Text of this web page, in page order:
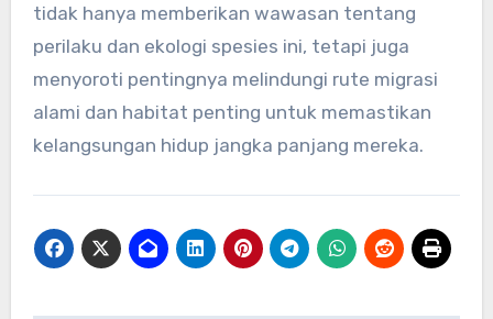
tidak hanya memberikan wawasan tentang
perilaku dan ekologi spesies ini, tetapi juga
menyoroti pentingnya melindungi rute migrasi
alami dan habitat penting untuk memastikan
kelangsungan hidup jangka panjang mereka.